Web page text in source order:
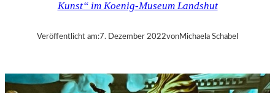
Kunst“ im Koenig-Museum Landshut
Veröffentlicht am:7. Dezember 2022vonMichaela Schabel